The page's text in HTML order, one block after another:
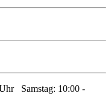
Samstag: 10:00 -